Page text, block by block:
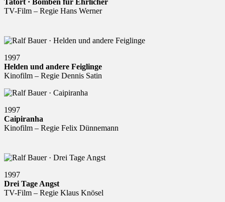
Tatort · Bomben für Ehrlicher
TV-Film – Regie Hans Werner
1997
Helden und andere Feiglinge
Kinofilm – Regie Dennis Satin
1997
Caipiranha
Kinofilm – Regie Felix Dünnemann
1997
Drei Tage Angst
TV-Film – Regie Klaus Knösel